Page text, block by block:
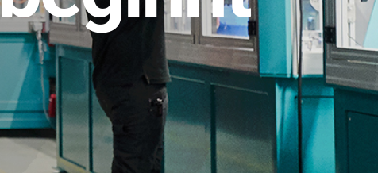
für industrielle Anwendungen –
zukunftsfähig.